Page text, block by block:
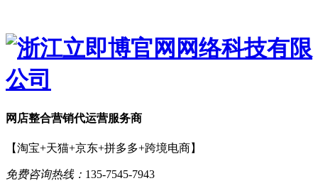
网店整合营销代运营服务商
【淘宝+天猫+京东+拼多多+跨境电商】
免费咨询热线： 135-7545-7943